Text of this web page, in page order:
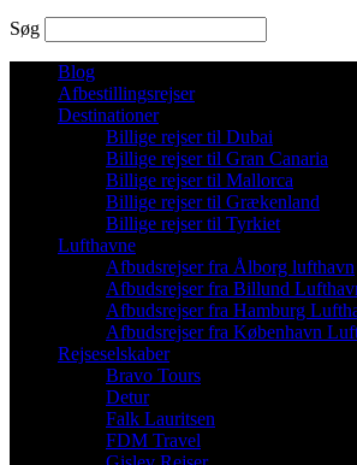
Søg
Blog
Afbestillingsrejser
Destinationer
Billige rejser til Dubai
Billige rejser til Gran Canaria
Billige rejser til Mallorca
Billige rejser til Grækenland
Billige rejser til Tyrkiet
Lufthavne
Afbudsrejser fra Ålborg lufthavn
Afbudsrejser fra Billund
Afbudsrejser fra Hamburg
Afbudsrejser fra København
Rejseselskaber
Bravo Tours
Detur
Falk Lauritsen
FDM Travel